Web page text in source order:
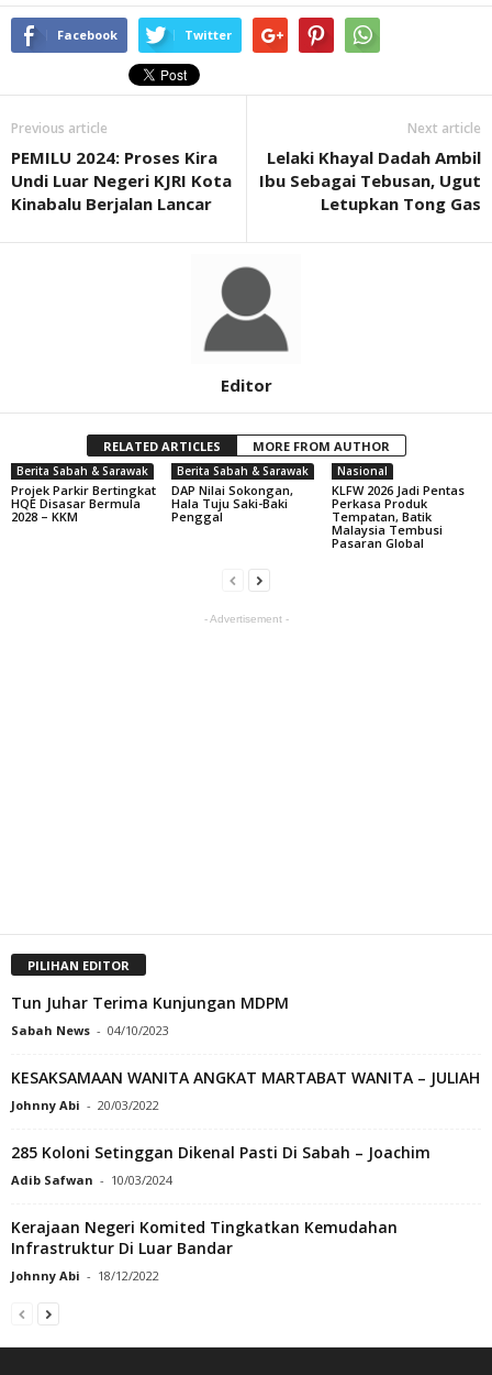
Facebook Twitter
Previous article
PEMILU 2024: Proses Kira
Undi Luar Negeri KJRI Kota
Kinabalu Berjalan Lancar
Next article
Lelaki Khayal Dadah Ambil
Ibu Sebagai Tebusan, Ugut
Letupkan Tong Gas
Editor
RELATED ARTICLES MORE FROM AUTHOR
Berita Sabah & Sarawak
Projek Parkir Bertingkat
HQE Disasar Bermula
2028 – KKM
Berita Sabah & Sarawak
DAP Nilai Sokongan,
Hala Tuju Saki-Baki
Penggal
Nasional
KLFW 2026 Jadi Pentas
Perkasa Produk
Tempatan, Batik
Malaysia Tembusi
Pasaran Global
- Advertisement -
PILIHAN EDITOR
Tun Juhar Terima Kunjungan MDPM
Sabah News - 04/10/2023
KESAKSAMAAN WANITA ANGKAT MARTABAT WANITA – JULIAH
Johnny Abi - 20/03/2022
285 Koloni Setinggan Dikenal Pasti Di Sabah – Joachim
Adib Safwan - 10/03/2024
Kerajaan Negeri Komited Tingkatkan Kemudahan
Infrastruktur Di Luar Bandar
Johnny Abi - 18/12/2022